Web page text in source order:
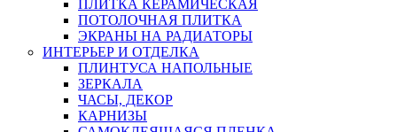
ПЛИТКА КЕРАМИЧЕСКАЯ
ПОТОЛОЧНАЯ ПЛИТКА
ЭКРАНЫ НА РАДИАТОРЫ
ИНТЕРЬЕР И ОТДЕЛКА
ПЛИНТУСА НАПОЛЬНЫЕ
ЗЕРКАЛА
ЧАСЫ, ДЕКОР
КАРНИЗЫ